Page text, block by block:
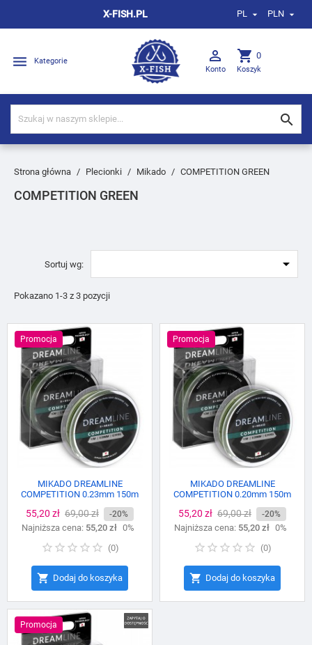
X-FISH.PL PL  PLN 
 Kategorie 
Konto
shopping_cart 0
Koszyk

Strona główna Plecionki Mikado COMPETITION GREEN
COMPETITION GREEN
Sortuj wg: 
Pokazano 1-3 z 3 pozycji
Promocja
MIKADO DREAMLINE
COMPETITION 0.23mm 150m
Cena
55,20 zł Cena
podstawowa
69,00 zł -20%
Najniższa cena: 55,20 zł 0%
(0)
 Dodaj do koszyka
Promocja
MIKADO DREAMLINE
COMPETITION 0.20mm 150m
Cena
55,20 zł Cena
podstawowa
69,00 zł -20%
Najniższa cena: 55,20 zł 0%
(0)
 Dodaj do koszyka
Promocja